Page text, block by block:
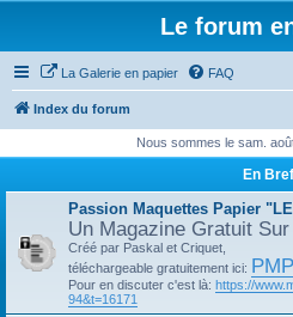
Le forum
La Galerie en papier FAQ
Index du forum
Nous sommes le sam.
En Bref
Passion Maquettes Papier
Un Magazine Gratuit
Créé par Paskal et Criquet,
téléchargeable gratuitement ici:
Pour en discuter c'est là: https://
94&t=16171